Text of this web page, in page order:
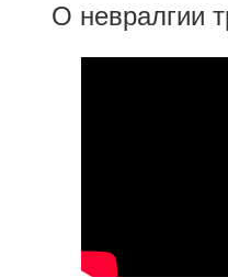
О невралгии